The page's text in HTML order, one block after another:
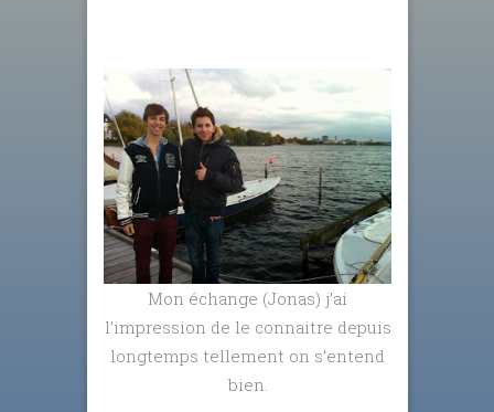
Mon échange (Jonas) j’ai
l’impression de le connaitre depuis
longtemps tellement on s’entend
bien.